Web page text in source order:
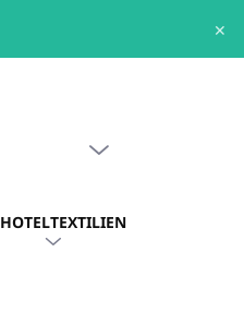
✕
HOTELTEXTILIEN